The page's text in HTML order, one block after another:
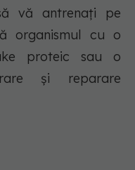
vă antrenați pe
organismul cu o
proteic sau o
și reparare